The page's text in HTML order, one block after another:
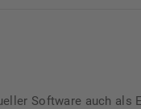
Software auch als